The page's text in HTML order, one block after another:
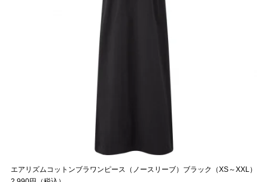
エアリズムコットンブラワンピース（ノースリーブ）ブラック（XS～XXL）